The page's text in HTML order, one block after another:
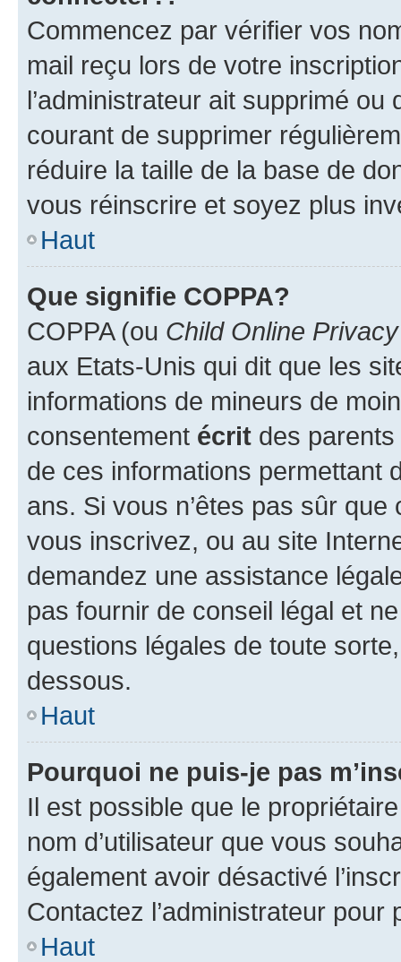
Commencez par vérifier vos
mail reçu lors de votre
l’administrateur ait supprimé
courant de supprimer
réduire la taille de la base de
vous réinscrire et soyez plus
Haut
Que signifie COPPA?
COPPA (ou Child Online
aux Etats-Unis qui dit que les
informations de mineurs de
consentement écrit des parents
de ces informations permettant
ans. Si vous n’êtes pas sûr
vous inscrivez, ou au site
demandez une assistance
pas fournir de conseil légal et
questions légales de toute
dessous.
Haut
Pourquoi ne puis-je pas
Il est possible que le
nom d’utilisateur que vous
également avoir désactivé
Contactez l’administrateur
Haut